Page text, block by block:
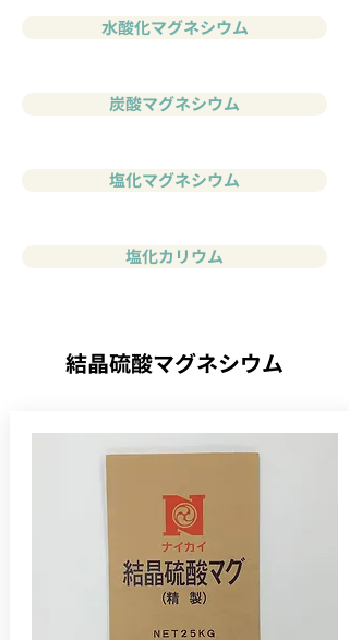
水酸化マグネシウム
炭酸マグネシウム
塩化マグネシウム
塩化カリウム
結晶硫酸マグネシウム